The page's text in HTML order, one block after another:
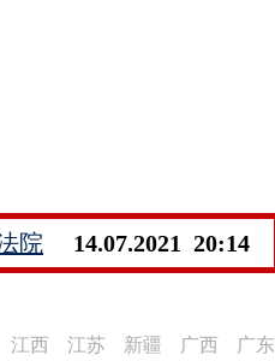
院 14.07.2021 20:14
广东
广西
新疆
江苏
江西